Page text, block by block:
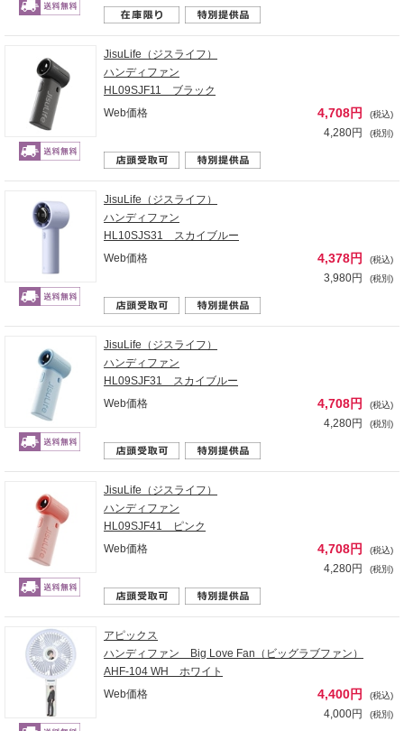
JisuLife（ジスライフ）
ハンディファン
HL09SJF11 ブラック
Web価格
4,708円 (税込)
4,280円 (税別)
JisuLife（ジスライフ）
ハンディファン
HL10SJS31 スカイブルー
Web価格
4,378円 (税込)
3,980円 (税別)
JisuLife（ジスライフ）
ハンディファン
HL09SJF31 スカイブルー
Web価格
4,708円 (税込)
4,280円 (税別)
JisuLife（ジスライフ）
ハンディファン
HL09SJF41 ピンク
Web価格
4,708円 (税込)
4,280円 (税別)
アピックス
ハンディファン Big Love Fan（ビッグラブファン）
AHF-104 WH ホワイト
Web価格
4,400円 (税込)
4,000円 (税別)